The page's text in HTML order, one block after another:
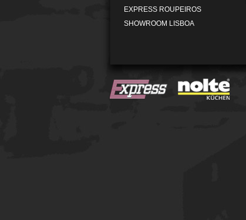
EXPRESS ROUPEIROS
SHOWROOM LISBOA